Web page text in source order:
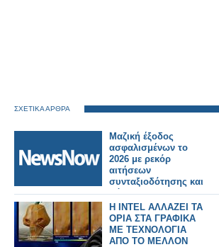
ΣΧΕΤΙΚΑ ΑΡΘΡΑ
Μαζική έξοδος
ασφαλισμένων το
2026 με ρεκόρ
αιτήσεων
συνταξιοδότησης και
φόβους για
αυστηρότερα όρια.
H INTEL ΑΛΛΑΖΕΙ ΤΑ
ΟΡΙΑ ΣΤΑ ΓΡΑΦΙΚΑ
ΜΕ ΤΕΧΝΟΛΟΓΙΑ
ΑΠΟ ΤΟ ΜΕΛΛΟΝ